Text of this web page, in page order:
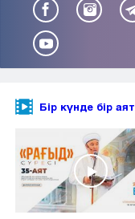
Бір күнде бір аят